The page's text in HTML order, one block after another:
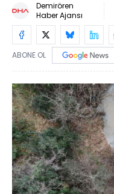
Demirören
Haber Ajansı
ABONE OL